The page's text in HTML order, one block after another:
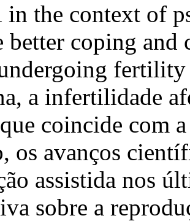
in the context of
better coping
fertility
a infertilidade
coincide com
os avanços
assistida nos
sobre a